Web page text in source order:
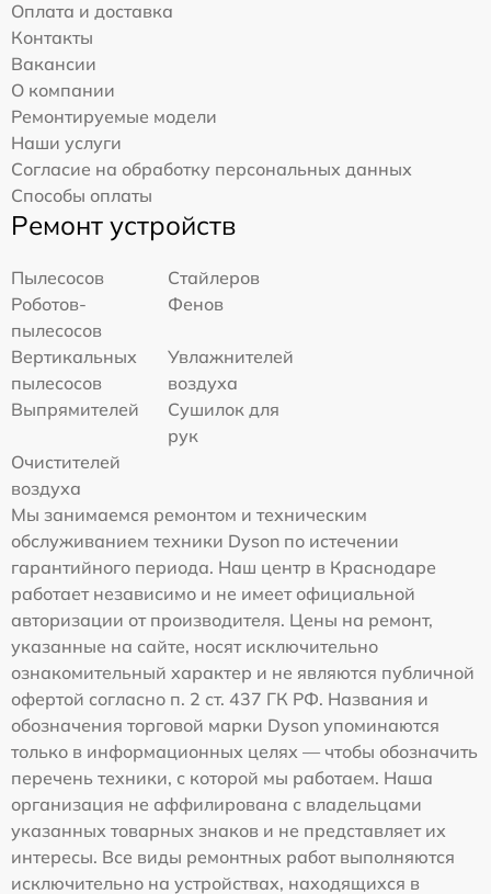
Оплата и доставка
Контакты
Вакансии
О компании
Ремонтируемые модели
Наши услуги
Согласие на обработку персональных данных
Способы оплаты
Ремонт устройств
Пылесосов
Стайлеров
Роботов-
пылесосов
Фенов
Вертикальных
пылесосов
Увлажнителей
воздуха
Выпрямителей
Сушилок для
рук
Очистителей
воздуха
Мы занимаемся ремонтом и техническим
обслуживанием техники Dyson по истечении
гарантийного периода. Наш центр в Краснодаре
работает независимо и не имеет официальной
авторизации от производителя. Цены на ремонт,
указанные на сайте, носят исключительно
ознакомительный характер и не являются публичной
офертой согласно п. 2 ст. 437 ГК РФ. Названия и
обозначения торговой марки Dyson упоминаются
только в информационных целях — чтобы обозначить
перечень техники, с которой мы работаем. Наша
организация не аффилирована с владельцами
указанных товарных знаков и не представляет их
интересы. Все виды ремонтных работ выполняются
исключительно на устройствах, находящихся в